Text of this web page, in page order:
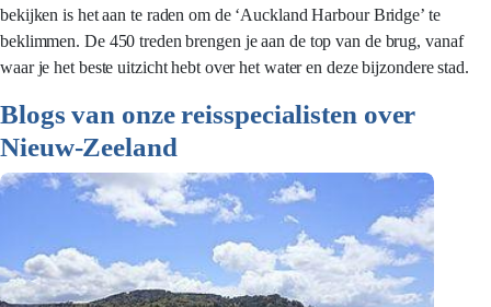
bekijken is het aan te raden om de ‘Auckland Harbour Bridge’ te
beklimmen. De 450 treden brengen je aan de top van de brug, vanaf
waar je het beste uitzicht hebt over het water en deze bijzondere stad.
Blogs van onze reisspecialisten over
Nieuw-Zeeland